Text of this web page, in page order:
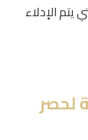
يتم الإدلاء
لحصر